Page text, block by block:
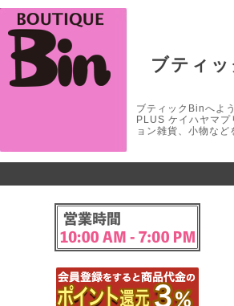
ブティ
ブティックBinへよ
PLUS ケイハヤマ
ョン雑貨、小物な